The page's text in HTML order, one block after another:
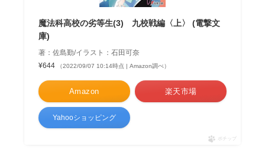
魔法科高校の劣等生(3) 九校戦編〈上〉 (電撃文
庫)
著：佐島勤/イラスト：石田可奈
¥644
（2022/09/07 10:14時点 | Amazon調べ）
Amazon 楽天市場
Yahooショッピング
ポチップ